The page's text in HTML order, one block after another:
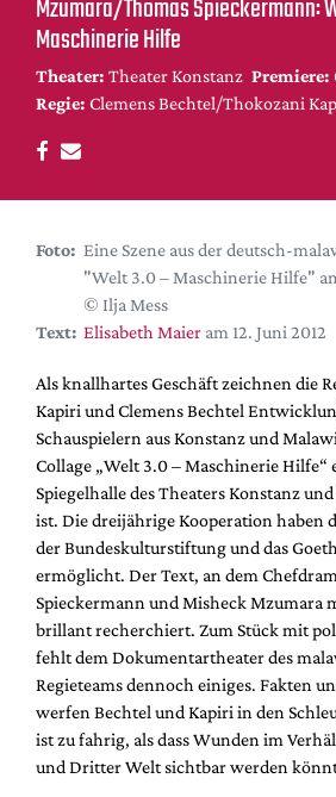
Nachrufe
Medientipps
DdB-map
Kalender
Premierensuche
Hefte
Alle Hefte
Leseproben
Podcast
Service
Shop / Abo
Newsletter
Redaktion
Autor:innen
Partner
Mediadaten
Suche
Mzumara/Thomas Spieckermann:
Maschinerie Hilfe
Theater: Theater Konstanz Premiere:
Regie: Clemens Bechtel/Thokozani
Foto: Eine Szene aus der deutsch-
"Welt 3.0 – Maschinerie Hilfe"
© Ilja Mess
Text: Elisabeth Maier am 12. Juni 2012
Als knallhartes Geschäft zeichnen die
Kapiri und Clemens Bechtel
Schauspielern aus Konstanz und
Collage „Welt 3.0 – Maschinerie Hilfe“
Spiegelhalle des Theaters Konstanz
ist. Die dreijährige Kooperation haben
der Bundeskulturstiftung und das
ermöglicht. Der Text, an dem
Spieckermann und Misheck Mzumara
brillant recherchiert. Zum Stück mit
fehlt dem Dokumentartheater des
Regieteams dennoch einiges. Fakten
werfen Bechtel und Kapiri in den
ist zu fahrig, als dass Wunden im
und Dritter Welt sichtbar werden